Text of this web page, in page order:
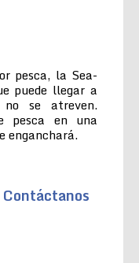
pesca, la Sea-
puede llegar a
no se atreven.
pesca en una
enganchará.
Contáctanos